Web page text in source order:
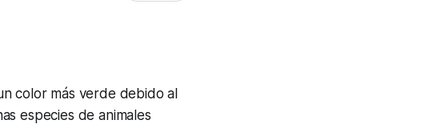
color más verde debido al
especies de animales